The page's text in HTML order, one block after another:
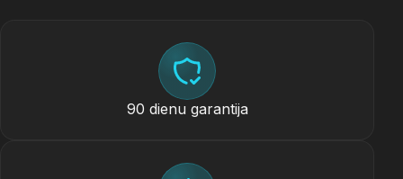
90 dienu garantija